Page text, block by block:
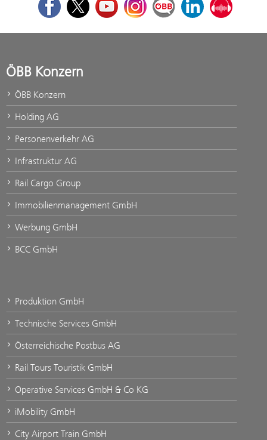
ÖBB Konzern
ÖBB Konzern
Holding AG
Personenverkehr AG
Infrastruktur AG
Rail Cargo Group
Immobilienmanagement GmbH
Werbung GmbH
BCC GmbH
Produktion GmbH
Technische Services GmbH
Österreichische Postbus AG
Rail Tours Touristik GmbH
Operative Services GmbH & Co KG
iMobility GmbH
City Airport Train GmbH